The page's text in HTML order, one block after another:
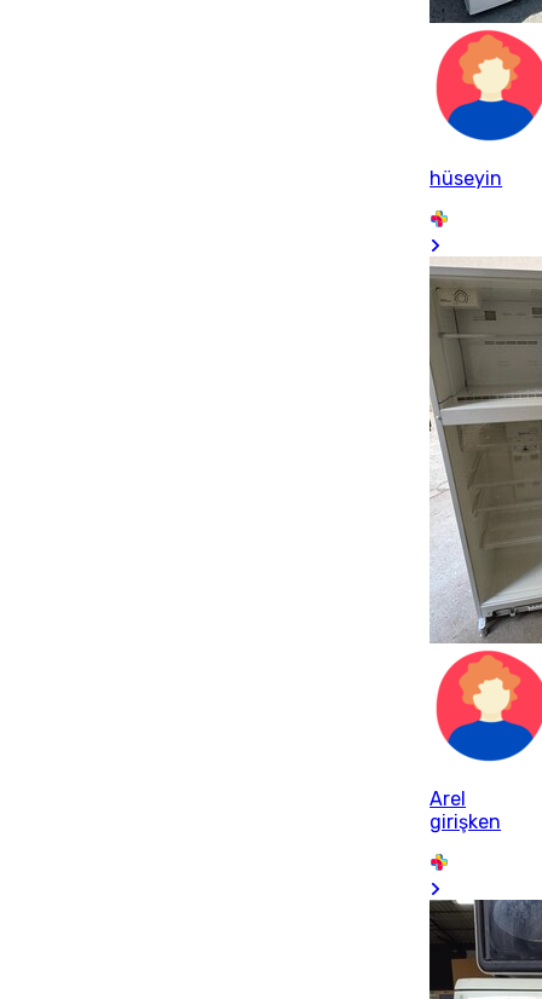
hüseyin
Arel
girişken